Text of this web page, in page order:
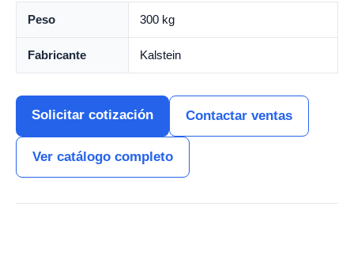
Peso 300 kg
Fabricante Kalstein
Solicitar cotización Contactar ventas
Ver catálogo completo